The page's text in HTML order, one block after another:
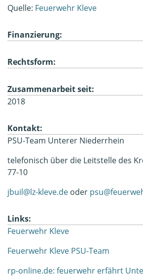
Quelle: Feuerwehr Kleve
Finanzierung:
Rechtsform:
Zusammenarbeit seit:
2018
Kontakt:
PSU-Team Unterer Niederrhein
telefonisch über die Leitstelle des
77-10
jbuil@lz-kleve.de oder
Links:
Feuerwehr Kleve
Feuerwehr Kleve PSU-Team
rp-online.de: feuerwehr erfährt